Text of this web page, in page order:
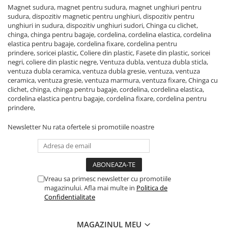
Benzi din aluminiu
Benzi dublu-adezive
Benzi duct tape
Benzi pentru avertizare
Benzi pentru zidarie
Burghie, dalti, spituri
Burghie pentru beton cu prindere
cilindirica
Burghie pentru beton SDS+
Burghie pentru lemn
Burghie pentru metal cu cobalt
Burghie pentru metal in trepte -
Burghie pentru metal lungi
Dalti, spit-uri SDS+ si SDS MAX
Magnet sudura, magnet pentru sudura, magnet unghiuri pentru
sudura, dispozitiv magnetic pentru unghiuri, dispozitiv pentru
unghiuri in sudura, dispozitiv unghiuri sudori, Chinga cu clichet,
chinga, chinga pentru bagaje, cordelina, cordelina elastica, cordelina
elastica pentru bagaje, cordelina fixare, cordelina pentru
prindere, soricei plastic, Coliere din plastic, Fasete din plastic, soricei
negri, coliere din plastic negre, Ventuza dubla, ventuza dubla sticla,
ventuza dubla ceramica, ventuza dubla gresie, ventuza, ventuza
ceramica, ventuza gresie, ventuza marmura, ventuza fixare, Chinga cu
clichet, chinga, chinga pentru bagaje, cordelina, cordelina elastica,
cordelina elastica pentru bagaje, cordelina fixare, cordelina pentru
prindere,
Newsletter Nu rata ofertele si promotiile noastre
Vreau sa primesc newsletter cu promotiile
magazinului. Afla mai multe in Politica de
Confidentialitate
MAGAZINUL MEU